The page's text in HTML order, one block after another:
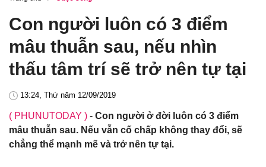
Con người luôn có 3 điểm
mâu thuẫn sau, nếu nhìn
thấu tâm trí sẽ trở nên tự tại
13:24, Thứ năm 12/09/2019
( PHUNUTODAY ) - Con người ở đời luôn có 3 điểm
mâu thuẫn sau. Nếu vẫn cố chấp không thay đổi, sẽ
chẳng thể mạnh mẽ và trở nên tự tại.